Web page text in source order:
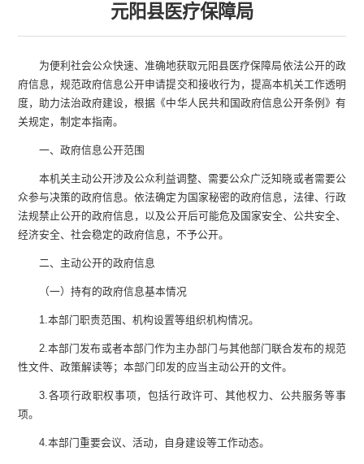
元阳县医疗保障局
为便利社会公众快速、准确地获取元阳县医疗保障局依法公开的政
府信息，规范政府信息公开申请提交和接收行为，提高本机关工作透明
度，助力法治政府建设，根据《中华人民共和国政府信息公开条例》有
关规定，制定本指南。
一、政府信息公开范围
本机关主动公开涉及公众利益调整、需要公众广泛知晓或者需要公
众参与决策的政府信息。依法确定为国家秘密的政府信息，法律、行政
法规禁止公开的政府信息，以及公开后可能危及国家安全、公共安全、
经济安全、社会稳定的政府信息，不予公开。
二、主动公开的政府信息
（一）持有的政府信息基本情况
1.本部门职责范围、机构设置等组织机构情况。
2.本部门发布或者本部门作为主办部门与其他部门联合发布的规范
性文件、政策解读等；本部门印发的应当主动公开的文件。
3.各项行政职权事项，包括行政许可、其他权力、公共服务等事
项。
4.本部门重要会议、活动，自身建设等工作动态。